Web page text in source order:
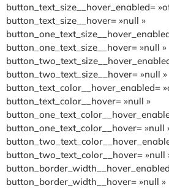
button_text_size__hover_enabled=
button_text_size__hover= »null »
button_one_text_size__hover= »null »
button_two_text_size__hover= »null »
button_text_color__hover_enabled=
button_text_color__hover= »null »
button_one_text_color__hover= »null
button_two_text_color__hover= »null
button_border_width__hover= »null »